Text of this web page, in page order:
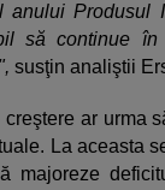
anului Produsul
să continue
susţin analiştii
ar urma
La aceasta
majoreze